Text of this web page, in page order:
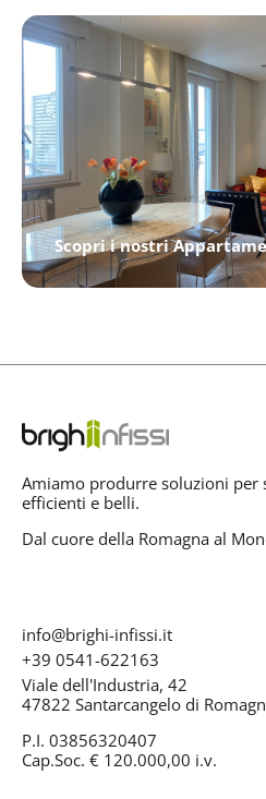
Scopri i nostri
Amiamo produrre soluzioni per
efficienti e belli.
Dal cuore della Romagna al
info@brighi-infissi.it
+39 0541-622163
Viale dell'Industria, 42
47822 Santarcangelo di
P.I. 03856320407
Cap.Soc. € 120.000,00 i.v.